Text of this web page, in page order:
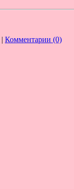
| Комментарии (0)